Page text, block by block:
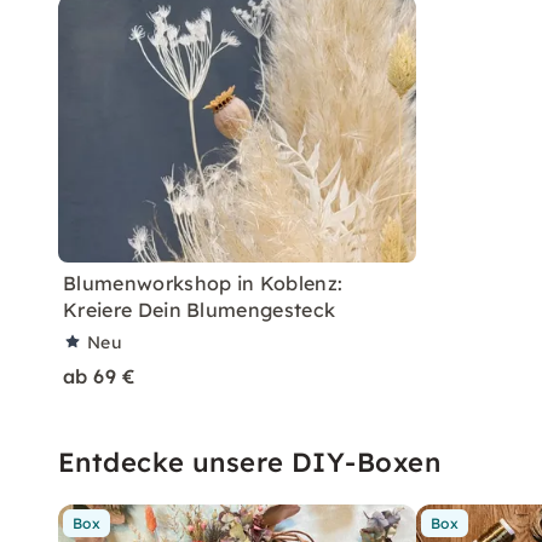
Blumenworkshop in Koblenz:
Kreiere Dein Blumengesteck
Neu
ab 69 €
Entdecke unsere DIY-Boxen
Box Box